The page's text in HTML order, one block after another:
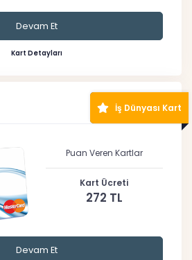
Devam Et
Kart Detayları
İş Dünyası Kart
Puan Veren Kartlar
Kart Ücreti
272 TL
Devam Et